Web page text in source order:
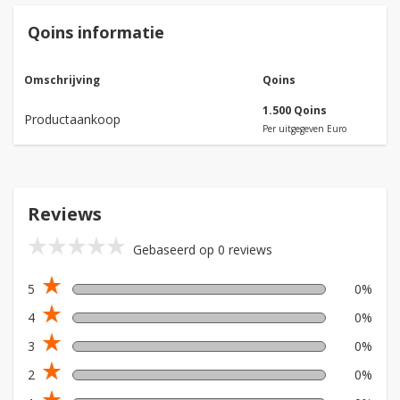
Qoins informatie
Omschrijving Qoins
Productaankoop
1.500 Qoins
Per uitgegeven Euro
Reviews
star_ratestar_ratestar_ratestar_ratestar_rate Gebaseerd op 0 reviews
5 star_rate
0%
4 star_rate
0%
3 star_rate
0%
2 star_rate
0%